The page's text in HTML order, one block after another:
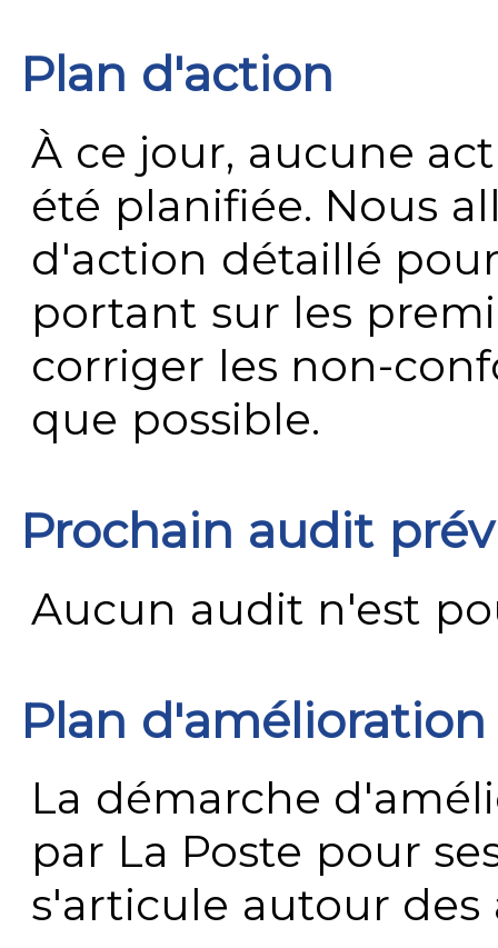
Plan d'action
À ce jour, aucune
été planifiée. Nous
d'action détaillé
portant sur les
corriger les non-
que possible.
Prochain audit
Aucun audit n'est
Plan
La démarche
par La Poste pour
s'articule autour des